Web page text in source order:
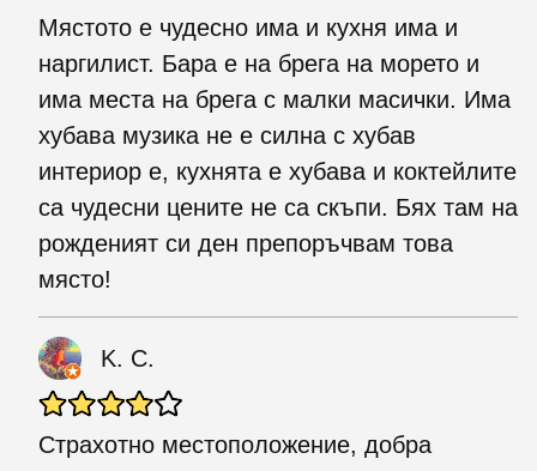
Мястото е чудесно има и кухня има и
наргилист. Бара е на брега на морето и
има места на брега с малки масички. Има
хубава музика не е силна с хубав
интериор е, кухнята е хубава и коктейлите
са чудесни цените не са скъпи. Бях там на
рожденият си ден препоръчвам това
място!
K. C.
Страхотно местоположение, добра